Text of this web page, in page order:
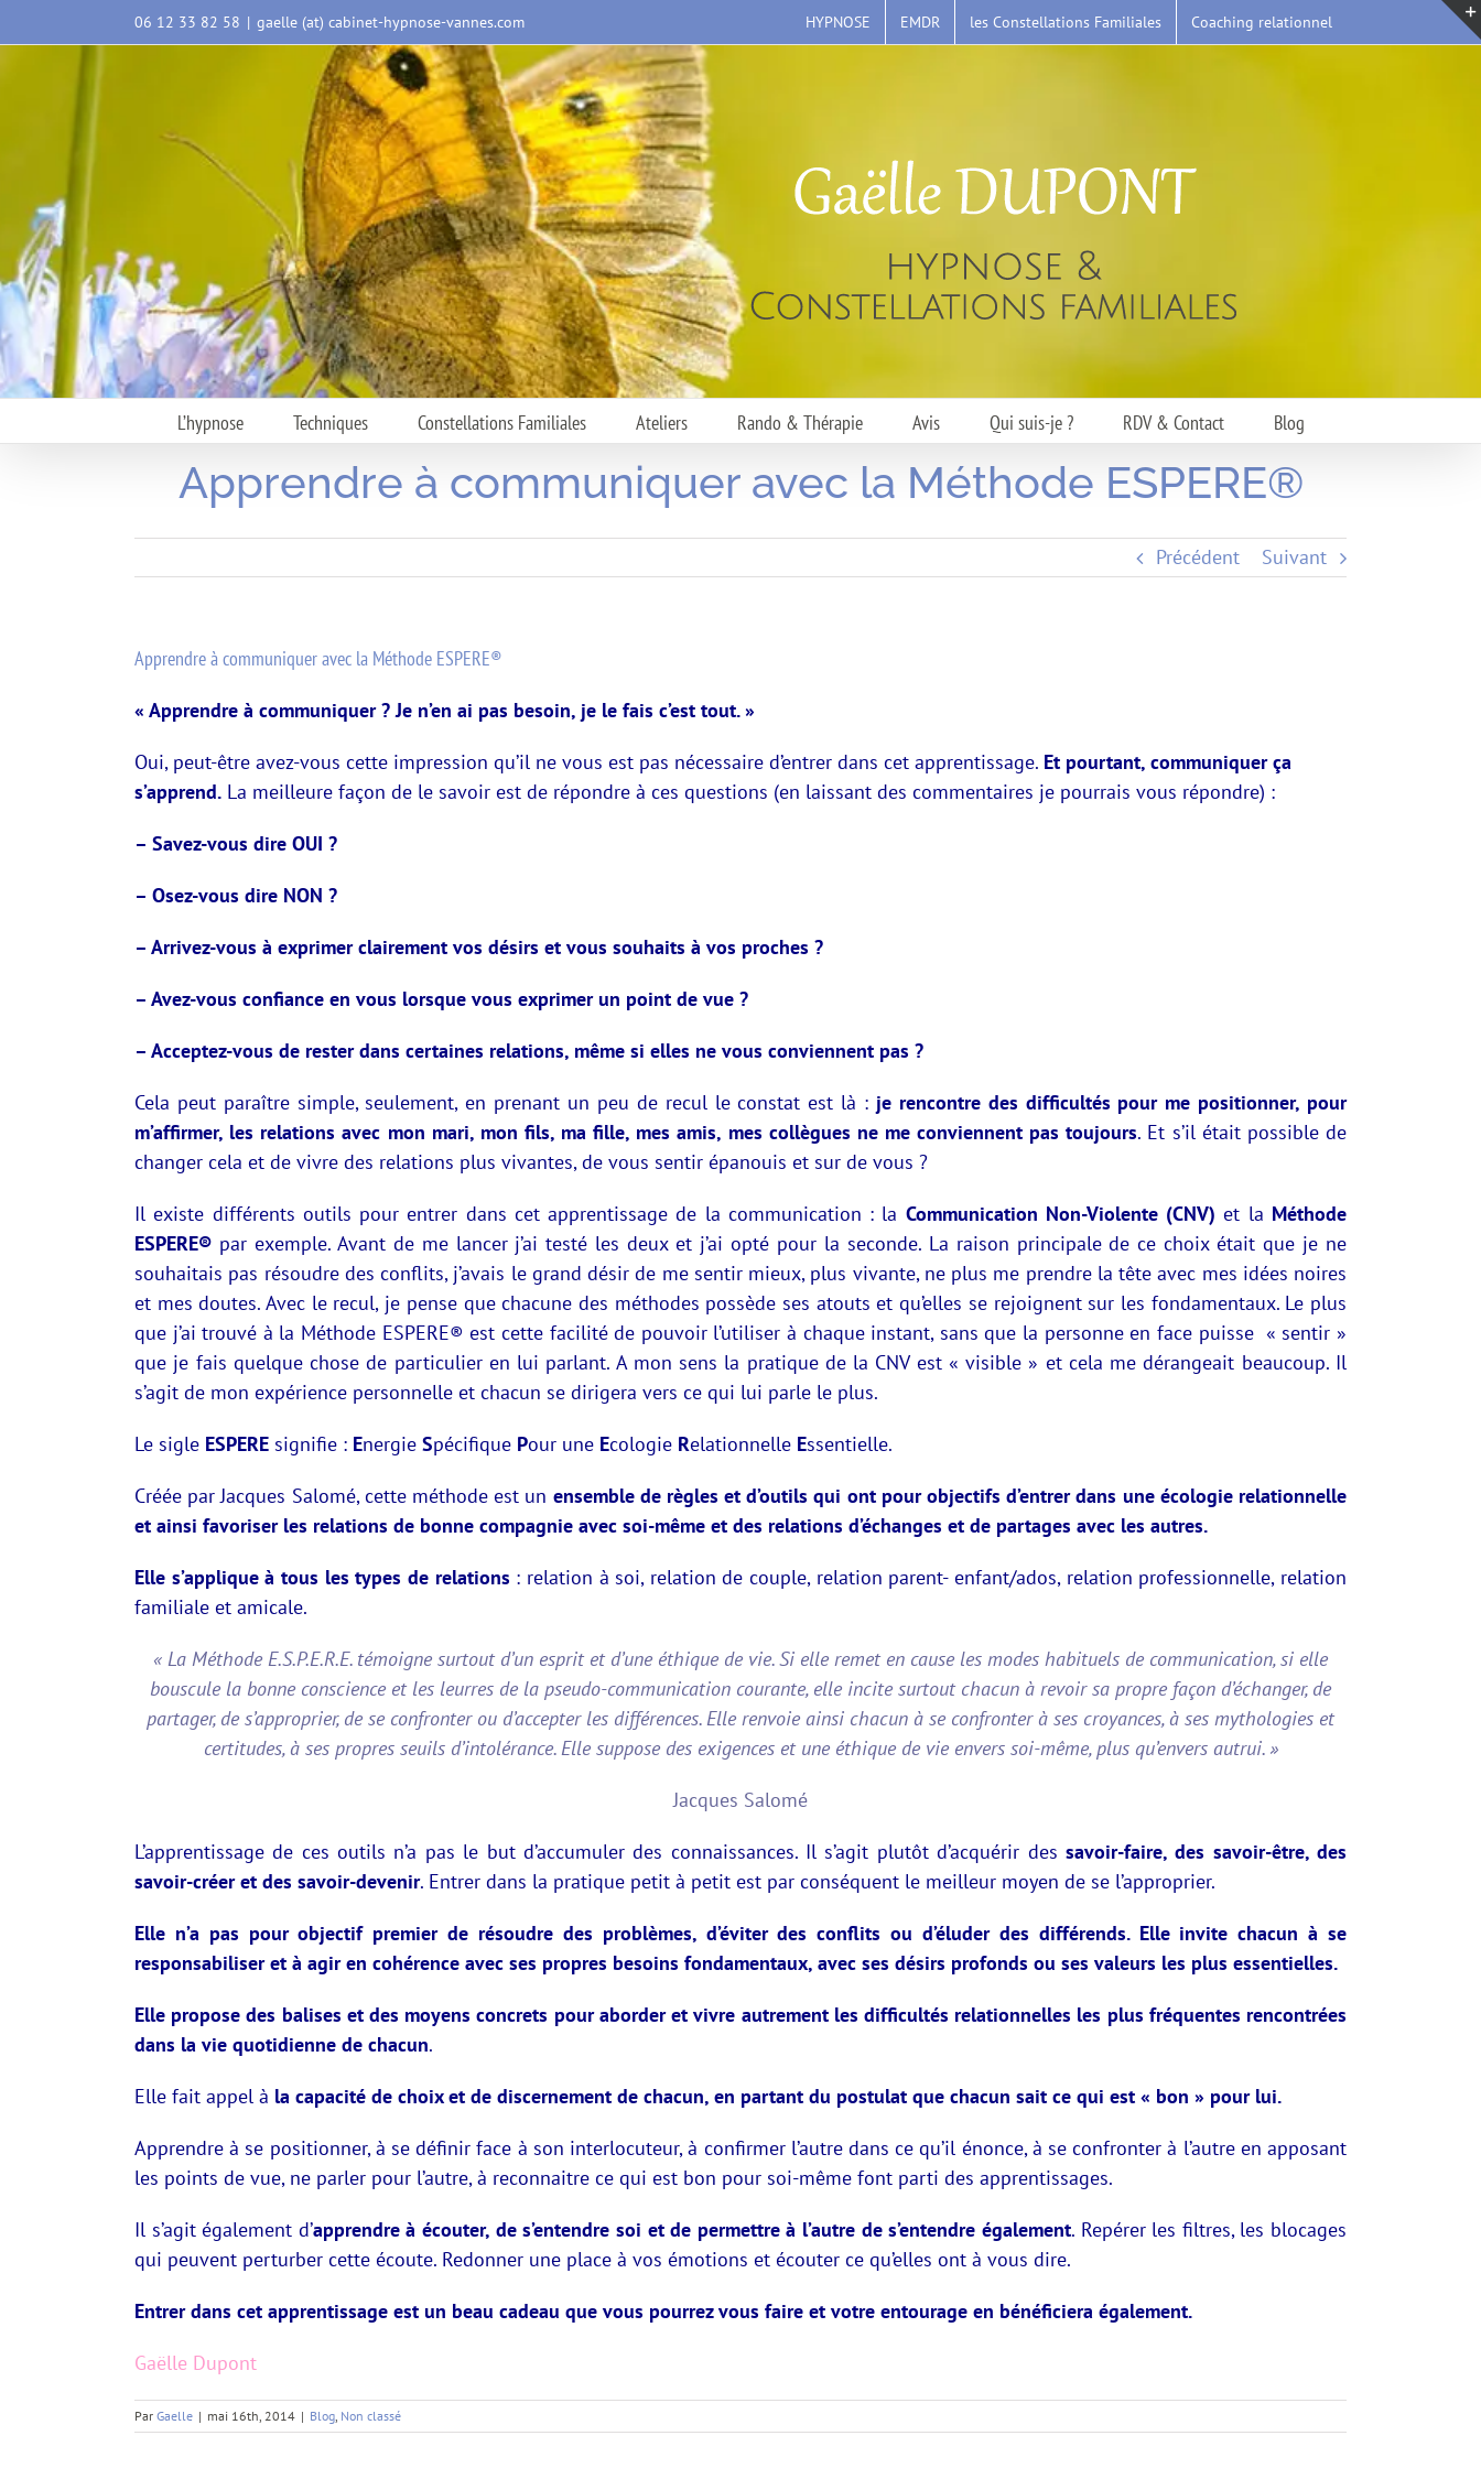
au
06 12 33 82 58 | gaelle (at) cabinet-hypnose-vannes.com HYPNOSE EMDR les Constellations Familiales Coaching relationnel
L’hypnose Techniques Constellations Familiales Ateliers Rando & Thérapie Avis Qui suis-je ? RDV & Contact Blog
Apprendre à communiquer avec la Méthode ESPERE®
Précédent Suivant
Apprendre à communiquer avec la Méthode ESPERE®
« Apprendre à communiquer ? Je n’en ai pas besoin, je le fais c’est tout. »
Oui, peut-être avez-vous cette impression qu’il ne vous est pas nécessaire d’entrer dans cet apprentissage. Et pourtant, communiquer ça
s’apprend. La meilleure façon de le savoir est de répondre à ces questions (en laissant des commentaires je pourrais vous répondre) :
– Savez-vous dire OUI ?
– Osez-vous dire NON ?
– Arrivez-vous à exprimer clairement vos désirs et vous souhaits à vos proches ?
– Avez-vous confiance en vous lorsque vous exprimer un point de vue ?
– Acceptez-vous de rester dans certaines relations, même si elles ne vous conviennent pas ?
Cela peut paraître simple, seulement, en prenant un peu de recul le constat est là : je rencontre des difficultés pour me positionner, pour
m’affirmer, les relations avec mon mari, mon fils, ma fille, mes amis, mes collègues ne me conviennent pas toujours. Et s’il était possible de
changer cela et de vivre des relations plus vivantes, de vous sentir épanouis et sur de vous ?
Il existe différents outils pour entrer dans cet apprentissage de la communication : la Communication Non-Violente (CNV) et la Méthode
ESPERE® par exemple. Avant de me lancer j’ai testé les deux et j’ai opté pour la seconde. La raison principale de ce choix était que je ne
souhaitais pas résoudre des conflits, j’avais le grand désir de me sentir mieux, plus vivante, ne plus me prendre la tête avec mes idées noires
et mes doutes. Avec le recul, je pense que chacune des méthodes possède ses atouts et qu’elles se rejoignent sur les fondamentaux. Le plus
que j’ai trouvé à la Méthode ESPERE® est cette facilité de pouvoir l’utiliser à chaque instant, sans que la personne en face puisse « sentir »
que je fais quelque chose de particulier en lui parlant. A mon sens la pratique de la CNV est « visible » et cela me dérangeait beaucoup. Il
s’agit de mon expérience personnelle et chacun se dirigera vers ce qui lui parle le plus.
Le sigle ESPERE signifie : Energie Spécifique Pour une Ecologie Relationnelle Essentielle.
Créée par Jacques Salomé, cette méthode est un ensemble de règles et d’outils qui ont pour objectifs d’entrer dans une écologie relationnelle
et ainsi favoriser les relations de bonne compagnie avec soi-même et des relations d’échanges et de partages avec les autres.
Elle s’applique à tous les types de relations : relation à soi, relation de couple, relation parent- enfant/ados, relation professionnelle, relation
familiale et amicale.
« La Méthode E.S.P.E.R.E. témoigne surtout d’un esprit et d’une éthique de vie. Si elle remet en cause les modes habituels de communication, si elle
bouscule la bonne conscience et les leurres de la pseudo-communication courante, elle incite surtout chacun à revoir sa propre façon d’échanger, de
partager, de s’approprier, de se confronter ou d’accepter les différences. Elle renvoie ainsi chacun à se confronter à ses croyances, à ses mythologies et
certitudes, à ses propres seuils d’intolérance. Elle suppose des exigences et une éthique de vie envers soi-même, plus qu’envers autrui. »
Jacques Salomé
L’apprentissage de ces outils n’a pas le but d’accumuler des connaissances. Il s’agit plutôt d’acquérir des savoir-faire, des savoir-être, des
savoir-créer et des savoir-devenir. Entrer dans la pratique petit à petit est par conséquent le meilleur moyen de se l’approprier.
Elle n’a pas pour objectif premier de résoudre des problèmes, d’éviter des conflits ou d’éluder des différends. Elle invite chacun à se
responsabiliser et à agir en cohérence avec ses propres besoins fondamentaux, avec ses désirs profonds ou ses valeurs les plus essentielles.
Elle propose des balises et des moyens concrets pour aborder et vivre autrement les difficultés relationnelles les plus fréquentes rencontrées
dans la vie quotidienne de chacun.
Elle fait appel à la capacité de choix et de discernement de chacun, en partant du postulat que chacun sait ce qui est « bon » pour lui.
Apprendre à se positionner, à se définir face à son interlocuteur, à confirmer l’autre dans ce qu’il énonce, à se confronter à l’autre en apposant
les points de vue, ne parler pour l’autre, à reconnaitre ce qui est bon pour soi-même font parti des apprentissages.
Il s’agit également d’apprendre à écouter, de s’entendre soi et de permettre à l’autre de s’entendre également. Repérer les filtres, les blocages
qui peuvent perturber cette écoute. Redonner une place à vos émotions et écouter ce qu’elles ont à vous dire.
Entrer dans cet apprentissage est un beau cadeau que vous pourrez vous faire et votre entourage en bénéficiera également.
Gaëlle Dupont
Par Gaelle | mai 16th, 2014 | Blog Non classé